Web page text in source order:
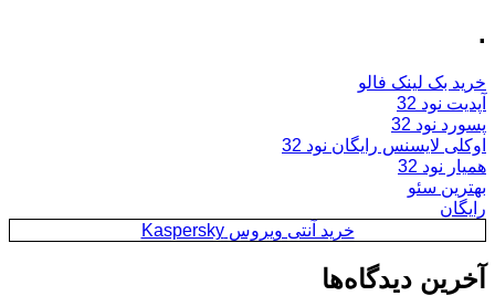
.
خرید بک لینک فالو
آپدیت نود 32
پسورد نود 32
اوکلی لایسنس رایگان نود 32
همیار نود 32
بهترین سئو
رایگان
خرید آنتی ویروس Kaspersky
آخرین دیدگاه‌ها